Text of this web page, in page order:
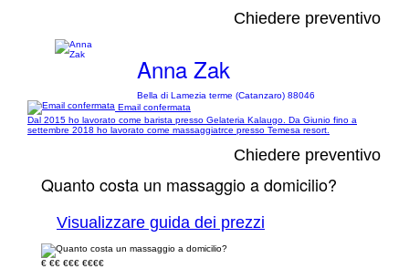
Chiedere preventivo
Anna Zak
Bella di Lamezia terme (Catanzaro) 88046
Email confermata
Dal 2015 ho lavorato come barista presso Gelateria Kalaugo. Da Giunio fino a
settembre 2018 ho lavorato come massaggiatrce presso Temesa resort.
Chiedere preventivo
Quanto costa un massaggio a domicilio?
Visualizzare guida dei prezzi
€ €€ €€€ €€€€